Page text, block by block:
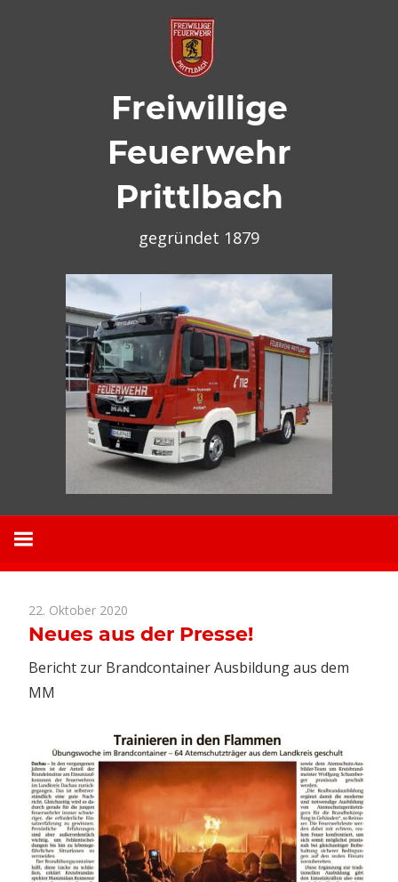
Freiwillige
Feuerwehr
Prittlbach
gegründet 1879
22. Oktober 2020
Neues aus der Presse!
Bericht zur Brandcontainer Ausbildung aus dem
MM